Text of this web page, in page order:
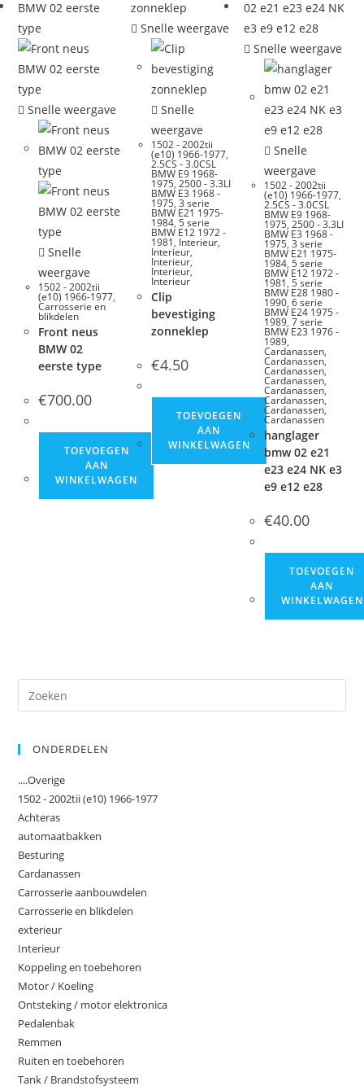
Snelle weergave
Snelle
weergave
1502 - 2002tii
(e10) 1966-1977,
Carrosserie en
blikdelen
Front neus
BMW 02
eerste type
€700.00
TOEVOEGEN
AAN
WINKELWAGEN
Snelle weergave
Snelle
weergave
1502 - 2002tii
(e10) 1966-1977,
2.5CS - 3.0CSL
BMW E9 1968-
1975, 2500 - 3.3LI
BMW E3 1968 -
1975, 3 serie
BMW E21 1975-
1984, 5 serie
BMW E12 1972 -
1981, Interieur,
Interieur,
Interieur,
Interieur,
Interieur
Clip
bevestiging
zonneklep
€4.50
TOEVOEGEN
AAN
WINKELWAGEN
Snelle weergave
Snelle
weergave
1502 - 2002tii
(e10) 1966-1977,
2.5CS - 3.0CSL
BMW E9 1968-
1975, 2500 - 3.3LI
BMW E3 1968 -
1975, 3 serie
BMW E21 1975-
1984, 5 serie
BMW E12 1972 -
1981, 5 serie
BMW E28 1980 -
1990, 6 serie
BMW E24 1975 -
1989, 7 serie
BMW E23 1976 -
1989,
Cardanassen,
Cardanassen,
Cardanassen,
Cardanassen,
Cardanassen,
Cardanassen,
Cardanassen,
Cardanassen
hanglager
bmw 02 e21
e23 e24 NK e3
e9 e12 e28
€40.00
TOEVOEGEN
AAN
WINKELWAGEN
ONDERDELEN
....Overige
1502 - 2002tii (e10) 1966-1977
Achteras
automaatbakken
Besturing
Cardanassen
Carrosserie aanbouwdelen
Carrosserie en blikdelen
exterieur
Interieur
Koppeling en toebehoren
Motor / Koeling
Ontsteking / motor elektronica
Pedalenbak
Remmen
Ruiten en toebehoren
Tank / Brandstofsysteem